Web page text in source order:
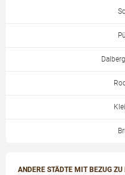
ANDERE STÄDTE MIT BEZUG